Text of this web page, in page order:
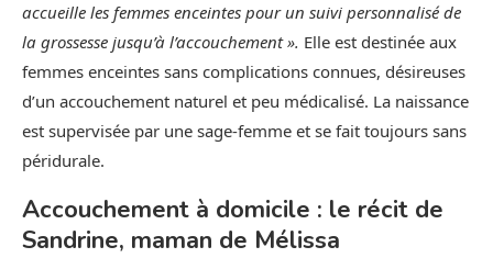
accueille les femmes enceintes pour un suivi personnalisé de
la grossesse jusqu’à l’accouchement ». Elle est destinée aux
femmes enceintes sans complications connues, désireuses
d’un accouchement naturel et peu médicalisé. La naissance
est supervisée par une sage-femme et se fait toujours sans
péridurale.
Accouchement à domicile : le récit de
Sandrine, maman de Mélissa